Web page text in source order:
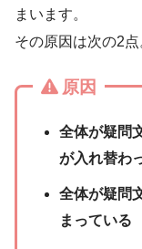
まいます。
その原因は次の2点
原因
全体が疑問
が入れ替わ
全体が疑問
まっている